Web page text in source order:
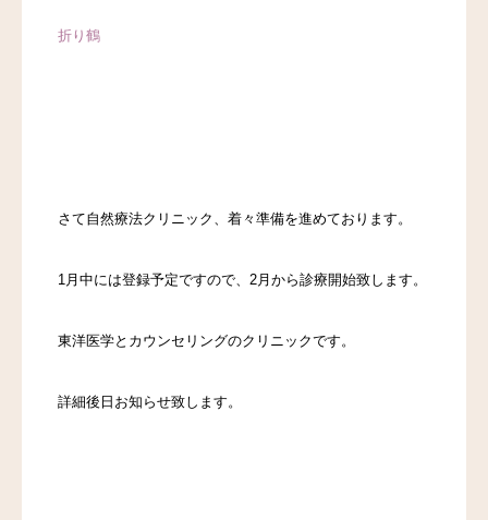
折り鶴
さて自然療法クリニック、着々準備を進めております。
1月中には登録予定ですので、2月から診療開始致します。
東洋医学とカウンセリングのクリニックです。
詳細後日お知らせ致します。